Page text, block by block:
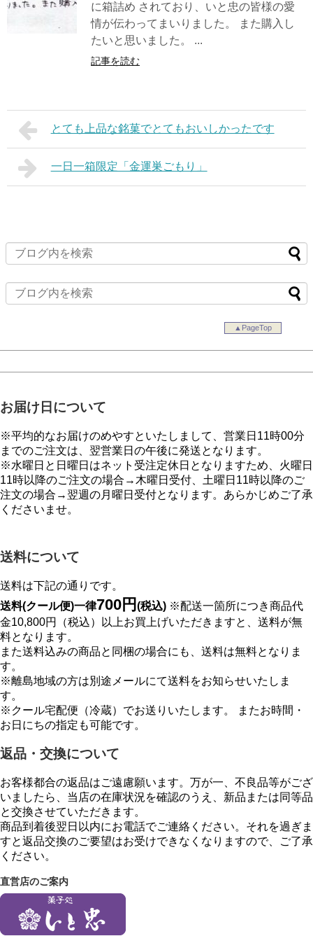
に箱詰め されており、いと忠の皆様の愛
情が伝わってまいりました。 また購入し
たいと思いました。 ...
記事を読む
とても上品な銘菓でとてもおいしかったです
一日一箱限定「金運巣ごもり」
▲PageTop
お届け日について
※平均的なお届けのめやすといたしまして、営業日11時00分
までのご注文は、翌営業日の午後に発送となります。
※水曜日と日曜日はネット受注定休日となりますため、火曜日
11時以降のご注文の場合→木曜日受付、土曜日11時以降のご
注文の場合→翌週の月曜日受付となります。あらかじめご了承
くださいませ。
送料について
送料は下記の通りです。
送料(クール便)一律700円 (税込) ※配送一箇所につき商品代
金10,800円（税込）以上お買上げいただきますと、送料が無
料となります。
また送料込みの商品と同梱の場合にも、送料は無料となりま
す。
※離島地域の方は別途メールにて送料をお知らせいたしま
す。
※クール宅配便（冷蔵）でお送りいたします。 またお時間・
お日にちの指定も可能です。
返品・交換について
お客様都合の返品はご遠慮願います。万が一、不良品等がござ
いましたら、当店の在庫状況を確認のうえ、新品または同等品
と交換させていただきます。
商品到着後翌日以内にお電話でご連絡ください。それを過ぎま
すと返品交換のご要望はお受けできなくなりますので、ご了承
ください。
直営店のご案内